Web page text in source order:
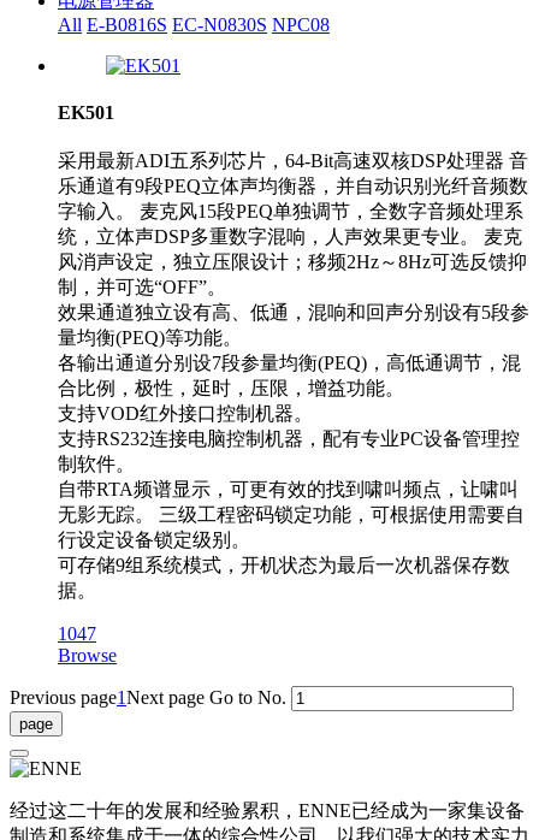
All E-B0816S EC-N0830S NPC08
EK501
采用最新ADI五系列芯片，64-Bit高速双核DSP处理器 音
乐通道有9段PEQ立体声均衡器，并自动识别光纤音频数
字输入。 麦克风15段PEQ单独调节，全数字音频处理系
统，立体声DSP多重数字混响，人声效果更专业。 麦克
风消声设定，独立压限设计；移频2Hz～8Hz可选反馈抑
制，并可选“OFF”。
效果通道独立设有高、低通，混响和回声分别设有5段参
量均衡(PEQ)等功能。
各输出通道分别设7段参量均衡(PEQ)，高低通调节，混
合比例，极性，延时，压限，增益功能。
支持VOD红外接口控制机器。
支持RS232连接电脑控制机器，配有专业PC设备管理控
制软件。
自带RTA频谱显示，可更有效的找到啸叫频点，让啸叫
无影无踪。 三级工程密码锁定功能，可根据使用需要自
行设定设备锁定级别。
可存储9组系统模式，开机状态为最后一次机器保存数
据。
1047
Browse
Previous page1Next page Go to No.
经过这二十年的发展和经验累积，ENNE已经成为一家集设备